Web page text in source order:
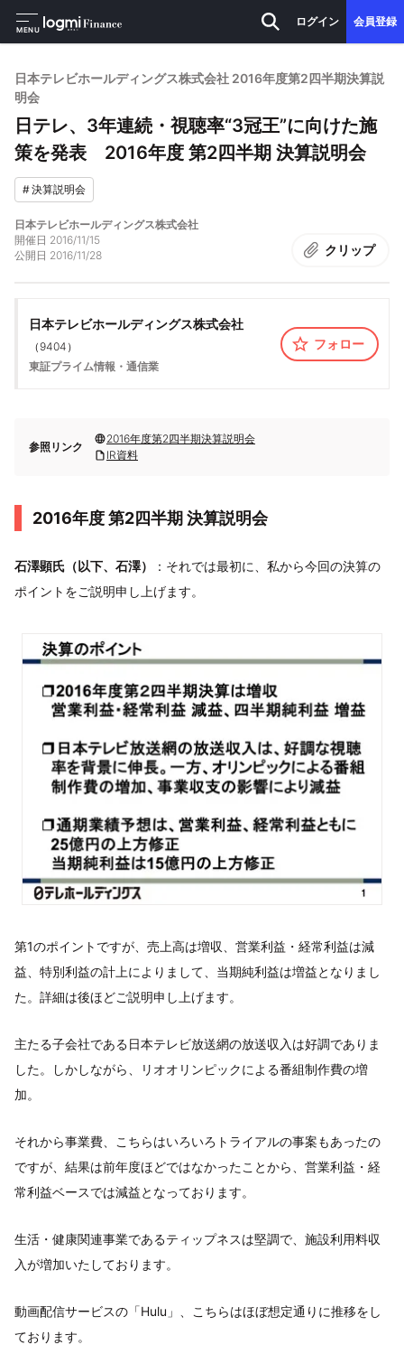
MENU
ログイン 会員登録
日本テレビホールディングス株式会社 2016年度第2四半期決算説
明会
日テレ、3年連続・視聴率“3冠王”に向けた施
策を発表 2016年度 第2四半期 決算説明会
#決算説明会
日本テレビホールディングス株式会社
開催日 2016/11/15
公開日 2016/11/28 クリップ
日本テレビホールディングス株式会社
（ 9404 ）
東証プライム情報・通信業
フォロー
参照リンク
2016年度第2四半期決算説明会
IR資料
2016年度 第2四半期 決算説明会
石澤顕氏（以下、石澤）
：それでは最初に、私から今回の決算の
ポイントをご説明申し上げます。
第1のポイントですが、売上高は増収、営業利益・経常利益は減
益、特別利益の計上によりまして、当期純利益は増益となりまし
た。詳細は後ほどご説明申し上げます。
主たる子会社である日本テレビ放送網の放送収入は好調でありま
した。しかしながら、リオオリンピックによる番組制作費の増
加。
それから事業費、こちらはいろいろトライアルの事案もあったの
ですが、結果は前年度ほどではなかったことから、営業利益・経
常利益ベースでは減益となっております。
生活・健康関連事業であるティップネスは堅調で、施設利用料収
入が増加いたしております。
動画配信サービスの「Hulu」、こちらはほぼ想定通りに推移をし
ております。